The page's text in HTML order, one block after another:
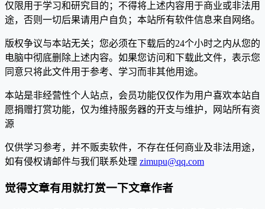
仅限用于学习和研究目的；不得将上述内容用于商业或非法用
途，否则一切后果请用户自负；本站所有软件信息来自网络。
版权争议与本站无关；您必须在下载后的24个小时之内从您的
电脑中彻底删除上述内容。如果您访问和下载此文件，表示您
同意只将此文件用于参考、学习而非其他用途。
本站是非经营性个人站点，会员功能仅仅作为用户喜欢本站自
愿捐赠打赏功能，仅为维持服务器的开支与维护，网站所有资
源
仅供学习参考，并不贩卖软件，不存在任何商业及非法用途，
如有侵权请邮件与我们联系处理 zimupu@qq.com
觉得文章有用就打赏一下文章作者